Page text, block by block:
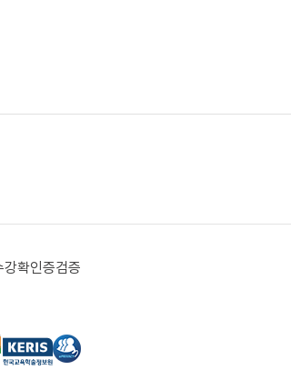
강확인증검증